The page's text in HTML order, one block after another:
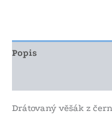
Popis
Drátovaný věšák z